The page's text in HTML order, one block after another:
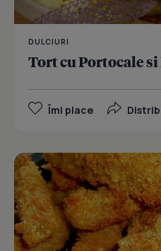
DULCIURI
Tort cu Portocale
Îmi place